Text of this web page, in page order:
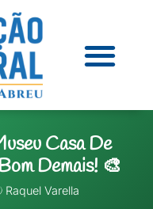
Casa De
Demais! 🎨
Raquel Varella